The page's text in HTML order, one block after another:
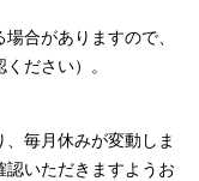
合がありますので、
ださい）。
毎月休みが変動しま
いただきますようお